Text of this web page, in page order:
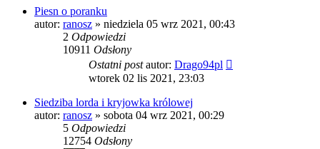
Piesn o poranku
autor: ranosz » niedziela 05 wrz 2021, 00:43
2 Odpowiedzi
10911 Odsłony
Ostatni postautor: Drago94pl
wtorek 02 lis 2021, 23:03
Siedziba lorda i kryjowka królowej
autor: ranosz » sobota 04 wrz 2021, 00:29
5 Odpowiedzi
12754 Odsłony